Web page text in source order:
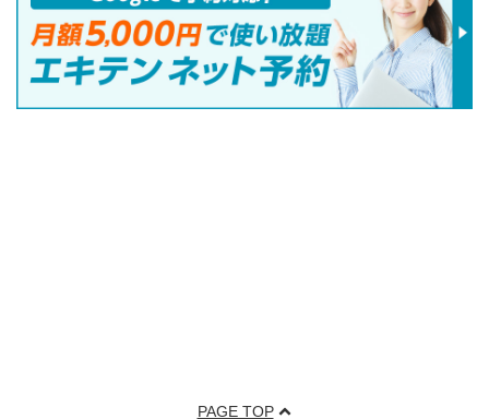
PAGE TOP